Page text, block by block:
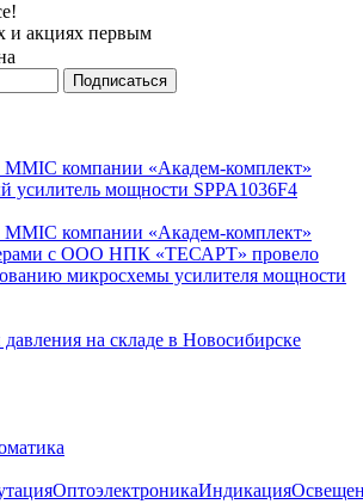
и акциях первым
MMIC компании «Академ-комплект»
усилитель мощности SPPA1036F4
MMIC компании «Академ-комплект»
с ООО НПК «ТЕСАРТ» провело
микросхемы усилителя мощности
на складе в Новосибирске
ОптоэлектроникаИндикация